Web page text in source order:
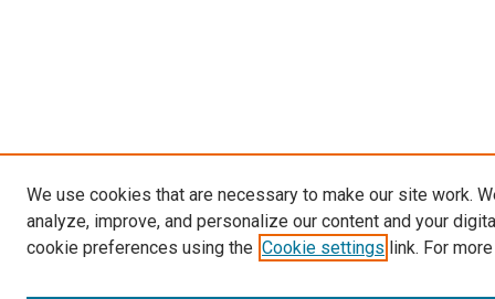
We use cookies that are necessary to make our site work.
analyze, improve, and personalize our content and your
cookie preferences using the Cookie settings link. For